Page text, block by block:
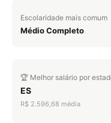
Escolaridade mais comum
Médio Completo
🏆 Melhor salário por
ES
R$ 2.596,68 média